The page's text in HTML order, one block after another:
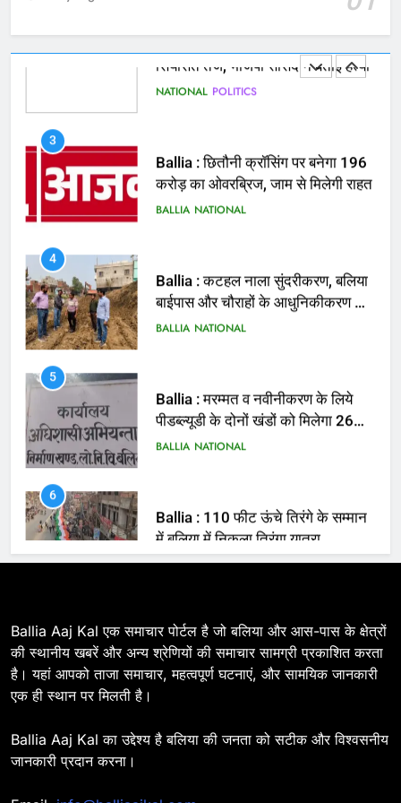
सियासत तेज, भाजपा सांसद ने बताई हत्या
NATIONAL POLITICS
BALLIA NATIONAL
4
BALLIA
5
BALLIA
6
BALLIA NATIONAL
7
BALLIA NATIONAL
8
के साथ रेलवे स्टेशन व शहर में किया पैदल
BALLIA NATIONAL
Ballia Aaj Kal एक समाचार पोर्टल है जो बलिया और आस-पास के क्षेत्रों
की स्थानीय खबरें और अन्य श्रेणियों की समाचार सामग्री प्रकाशित करता
है। यहां आपको ताजा समाचार, महत्वपूर्ण घटनाएं, और सामयिक जानकारी
एक ही स्थान पर मिलती है।
Ballia Aaj Kal का उद्देश्य है बलिया की जनता को सटीक और विश्वसनीय
जानकारी प्रदान करना।